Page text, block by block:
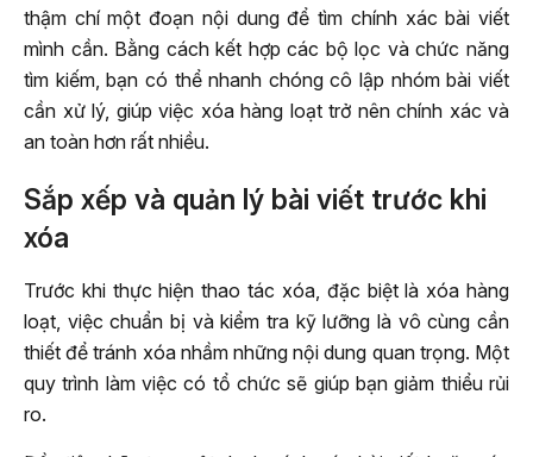
thậm chí một đoạn nội dung để tìm chính xác bài viết
mình cần. Bằng cách kết hợp các bộ lọc và chức năng
tìm kiếm, bạn có thể nhanh chóng cô lập nhóm bài viết
cần xử lý, giúp việc xóa hàng loạt trở nên chính xác và
an toàn hơn rất nhiều.
Sắp xếp và quản lý bài viết trước khi
xóa
Trước khi thực hiện thao tác xóa, đặc biệt là xóa hàng
loạt, việc chuẩn bị và kiểm tra kỹ lưỡng là vô cùng cần
thiết để tránh xóa nhầm những nội dung quan trọng. Một
quy trình làm việc có tổ chức sẽ giúp bạn giảm thiểu rủi
ro.